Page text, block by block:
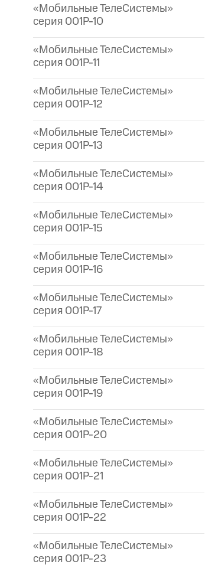
«Мобильные ТелеСистемы»
серия 001P-10
«Мобильные ТелеСистемы»
серия 001P-11
«Мобильные ТелеСистемы»
серия 001P-12
«Мобильные ТелеСистемы»
серия 001P-13
«Мобильные ТелеСистемы»
серия 001P-14
«Мобильные ТелеСистемы»
серия 001P-15
«Мобильные ТелеСистемы»
серия 001P-16
«Мобильные ТелеСистемы»
серия 001P-17
«Мобильные ТелеСистемы»
серия 001P-18
«Мобильные ТелеСистемы»
серия 001P-19
«Мобильные ТелеСистемы»
серия 001P-20
«Мобильные ТелеСистемы»
серия 001P-21
«Мобильные ТелеСистемы»
серия 001P-22
«Мобильные ТелеСистемы»
серия 001P-23